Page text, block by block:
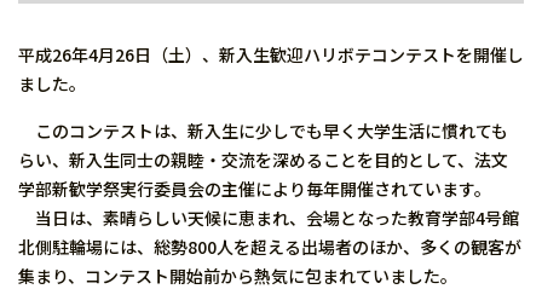
平成26年4月26日（土）、新入生歓迎ハリボテコンテストを開催し
ました。
このコンテストは、新入生に少しでも早く大学生活に慣れても
らい、新入生同士の親睦・交流を深めることを目的として、法文
学部新歓学祭実行委員会の主催により毎年開催されています。
当日は、素晴らしい天候に恵まれ、会場となった教育学部4号館
北側駐輪場には、総勢800人を超える出場者のほか、多くの観客が
集まり、コンテスト開始前から熱気に包まれていました。